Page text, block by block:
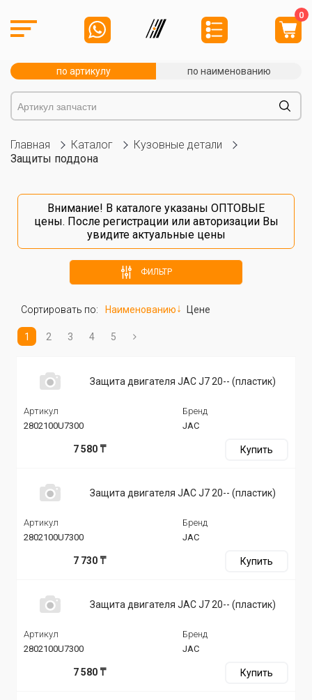
0
по артикулу по наименованию
Главная Каталог
Кузовные детали
Защиты поддона
Внимание! В каталоге указаны ОПТОВЫЕ
цены. После регистрацииили авторизацииВы
увидите актуальные цены
ФИЛЬТР
Сортировать по: Наименованию Цене
1 2 3 4 5
Защита двигателя JAC J7 20-- (пластик)
Артикул
2802100U7300
Бренд
JAC
7 580 ₸ Купить
Защита двигателя JAC J7 20-- (пластик)
Артикул
2802100U7300
Бренд
JAC
7 730 ₸ Купить
Защита двигателя JAC J7 20-- (пластик)
Артикул
2802100U7300
Бренд
JAC
7 580 ₸ Купить